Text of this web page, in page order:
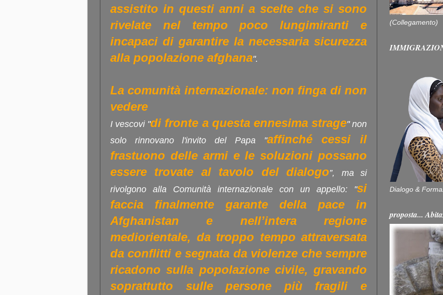
assistito in questi anni a scelte che si sono
rivelate nel tempo poco lungimiranti e
incapaci di garantire la necessaria sicurezza
alla popolazione afghana".
La comunità internazionale: non finga di non
vedere
I vescovi "di fronte a questa ennesima strage" non
solo rinnovano l'invito del Papa "affinché cessi il
frastuono delle armi e le soluzioni possano
essere trovate al tavolo del dialogo”, ma si
rivolgono alla Comunità internazionale con un appello: "si
faccia finalmente garante della pace in
Afghanistan e nell’intera regione
mediorientale, da troppo tempo attraversata
da conflitti e segnata da violenze che sempre
ricadono sulla popolazione civile, gravando
soprattutto sulle persone più fragili e
(Collegamento)
Dialogo &
proposta...